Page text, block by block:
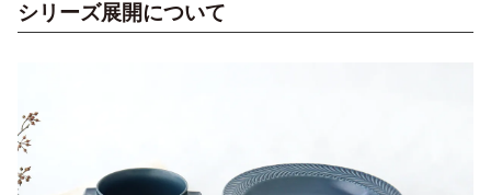
シリーズ展開について